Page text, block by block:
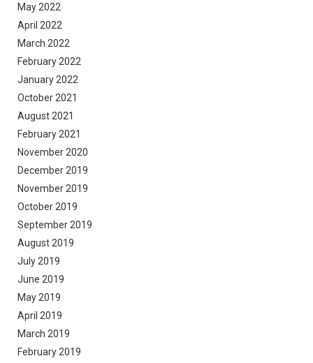
May 2022
April 2022
March 2022
February 2022
January 2022
October 2021
August 2021
February 2021
November 2020
December 2019
November 2019
October 2019
September 2019
August 2019
July 2019
June 2019
May 2019
April 2019
March 2019
February 2019